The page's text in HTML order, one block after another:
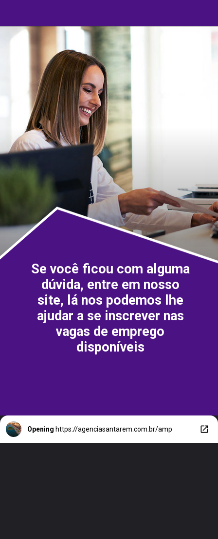
Se você ficou com alguma
dúvida, entre em nosso
site, lá nos podemos lhe
ajudar a se inscrever nas
vagas de emprego
disponíveis
Opening https://agenciasantarem.com.br/amp